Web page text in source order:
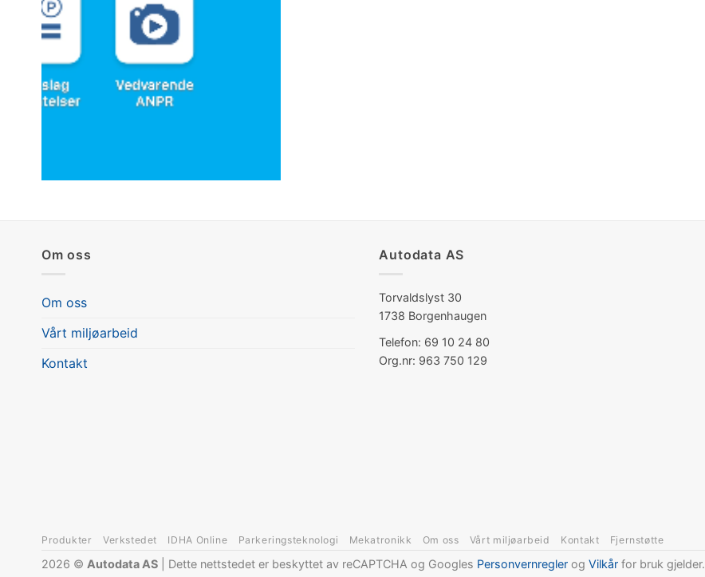
Om oss
Om oss
Vårt miljøarbeid
Kontakt
Autodata AS
Torvaldslyst 30
1738 Borgenhaugen
Telefon: 69 10 24 80
Org.nr: 963 750 129
Produkter Verkstedet IDHA Online Parkeringsteknologi Mekatronikk Om oss Vårt miljøarbeid Kontakt Fjernstøtte
2026 © Autodata AS | Dette nettstedet er beskyttet av reCAPTCHA og Googles Personvernregler og Vilkår for bruk gjelder.